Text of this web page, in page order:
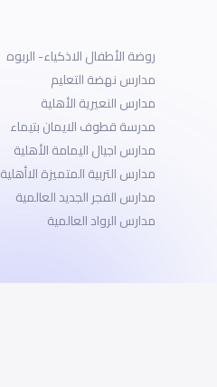
روضة الأطفال الاذكياء- الربوه
مدارس نهضة التعليم
مدارس النعيرية الأهلية
مدرسة قطوف الايمان بتيماء
مدارس اجيال اليمامة الأهلية
مدارس التربية المتميزة الاأهلية
مدارس الفجر الجديد العالمية
مدارس الرواد العالمية